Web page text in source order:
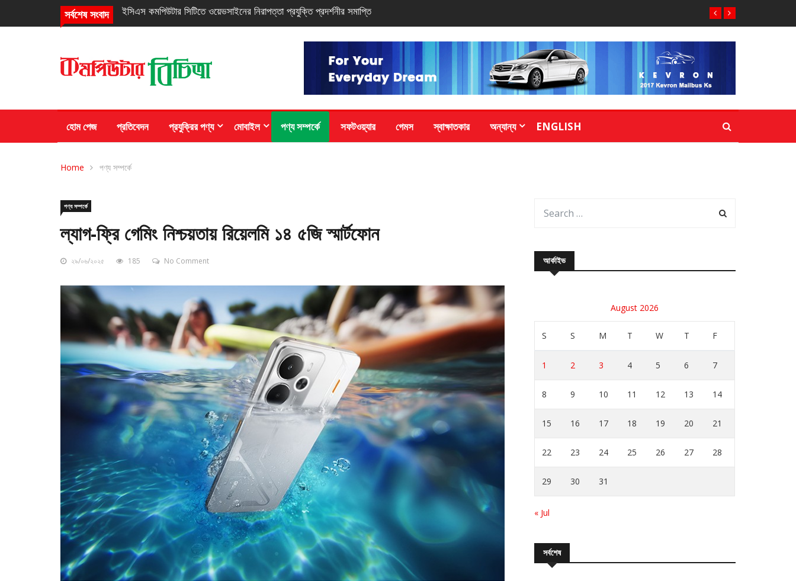
সর্বশেষ সংবাদ নিরবচ্ছিন্ন পাওয়ার নিশ্চিতে রিয়েলমির নতুন সি-সিরিজ স্মার্টফোন
হোম পেজ প্রতিবেদন প্রযুক্রির পণ্য মোবাইল পণ্য সম্পর্কে সফটওয়্যার গেমস স্বাক্ষাতকার অন্যান্য ENGLISH
Home পণ্য সম্পর্কে
পণ্য সম্পর্কে
ল্যাগ-ফ্রি গেমিং নিশ্চয়তায় রিয়েলমি ১৪ ৫জি স্মার্টফোন
২৯/০৬/২০২৫ 185 No Comment আর্কাইভ
August 2026
S S M T W T F
1 2 3 4 5 6 7
8 9 10 11 12 13 14
15 16 17 18 19 20 21
22 23 24 25 26 27 28
29 30 31
« Jul
সর্বশেষ